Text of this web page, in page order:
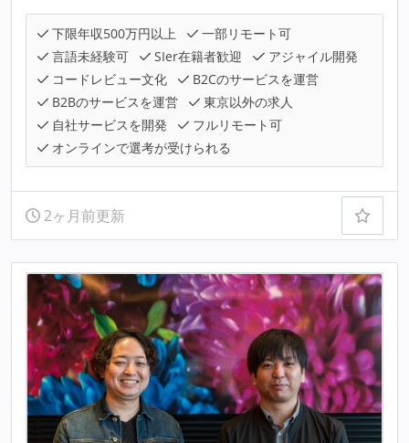
下限年収500万円以上
一部リモート可
言語未経験可
SIer在籍者歓迎
アジャイル開発
コードレビュー文化
B2Cのサービスを運営
B2Bのサービスを運営
東京以外の求人
自社サービスを開発
フルリモート可
オンラインで選考が受けられる
2ヶ月前更新